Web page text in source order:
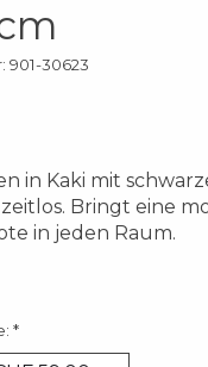
901-30623
in Kaki mit
Bringt eine
in jeden Raum.
*